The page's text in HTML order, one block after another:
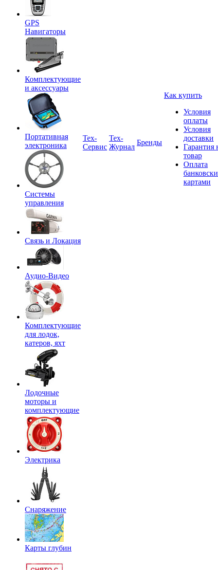
GPS
Навигаторы
Комплектующие
и аксессуары
Портативная
электроника
Системы
управления
Связь и Локация
Аудио-Видео
Комплектующие
для лодок,
катеров, яхт
Лодочные
моторы и
комплектующие
Электрика
Снаряжение
Карты глубин
Tex-
Сервис
Тех-
Журнал
Бренды
Как купить
Условия
оплаты
Условия
доставки
Гарантия
товар
Оплата
картами